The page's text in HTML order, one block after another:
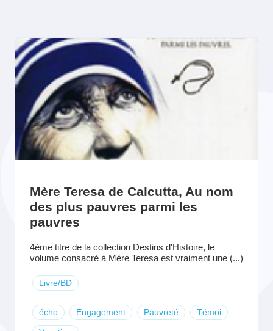
Mère Teresa de Calcutta, Au nom
des plus pauvres parmi les
pauvres
4ème titre de la collection Destins d'Histoire, le
volume consacré à Mère Teresa est vraiment une (...)
Livre/BD
écho Engagement Pauvreté Témoi